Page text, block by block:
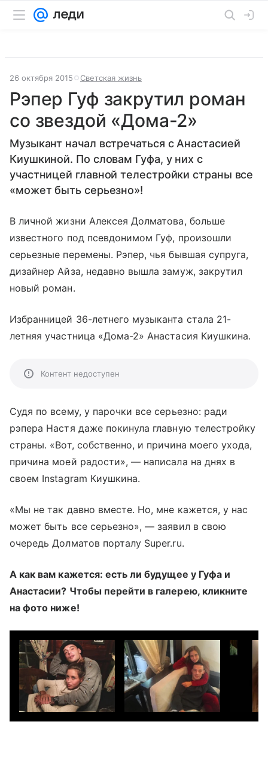
26 октября 2015 Светская жизнь
Рэпер Гуф закрутил роман
со звездой «Дома-2»
Музыкант начал встречаться с Анастасией
Киушкиной. По словам Гуфа, у них с
участницей главной телестройки страны все
«может быть серьезно»!
В личной жизни Алексея Долматова, больше
известного под псевдонимом Гуф, произошли
серьезные перемены. Рэпер, чья бывшая супруга,
дизайнер Айза, недавно вышла замуж, закрутил
новый роман.
Избранницей 36-летнего музыканта стала 21-
летняя участница «Дома-2» Анастасия Киушкина.
Контент недоступен
Судя по всему, у парочки все серьезно: ради
рэпера Настя даже покинула главную телестройку
страны. «Вот, собственно, и причина моего ухода,
причина моей радости», — написала на днях в
своем Instagram Киушкина.
«Мы не так давно вместе. Но, мне кажется, у нас
может быть все серьезно», — заявил в свою
очередь Долматов порталу Super.ru.
А как вам кажется: есть ли будущее у Гуфа и
Анастасии? Чтобы перейти в галерею, кликните
на фото ниже!